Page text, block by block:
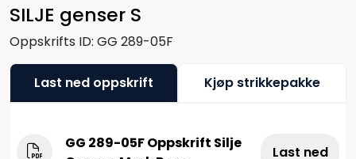
SILJE genser S
Oppskrifts ID: GG 289-05F
Last ned oppskrift Kjøp strikkepakke
GG 289-05F Oppskrift Silje
Last ned